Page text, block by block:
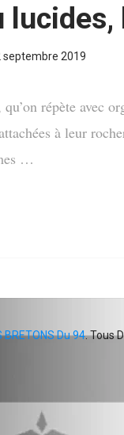
septembre 2019
répète avec
à leur
…
BRETONS Du 94. Tous